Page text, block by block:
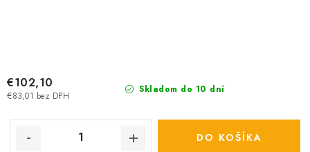
Skladom do 10 dní
€83,01 bez DPH
€102,10
DO KOŠÍKA